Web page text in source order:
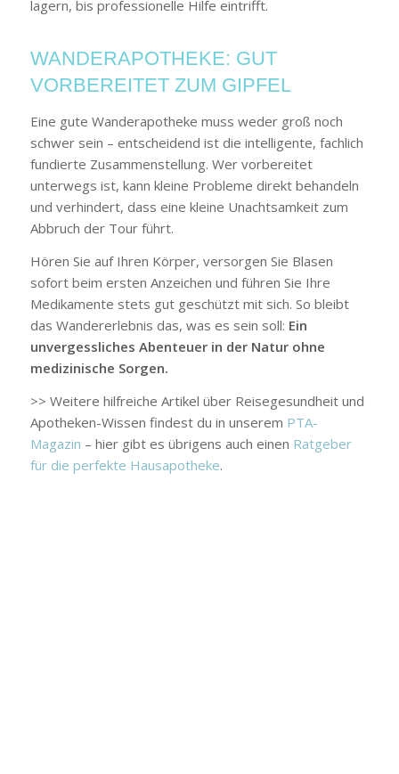
lagern, bis professionelle Hilfe eintrifft.
WANDERAPOTHEKE: GUT
VORBEREITET ZUM GIPFEL
Eine gute Wanderapotheke muss weder groß noch
schwer sein – entscheidend ist die intelligente, fachlich
fundierte Zusammenstellung. Wer vorbereitet
unterwegs ist, kann kleine Probleme direkt behandeln
und verhindert, dass eine kleine Unachtsamkeit zum
Abbruch der Tour führt.
Hören Sie auf Ihren Körper, versorgen Sie Blasen
sofort beim ersten Anzeichen und führen Sie Ihre
Medikamente stets gut geschützt mit sich. So bleibt
das Wandererlebnis das, was es sein soll: Ein
unvergessliches Abenteuer in der Natur ohne
medizinische Sorgen.
>> Weitere hilfreiche Artikel über Reisegesundheit und
Apotheken-Wissen findest du in unserem PTA-
Magazin – hier gibt es übrigens auch einen Ratgeber
für die perfekte Hausapotheke.